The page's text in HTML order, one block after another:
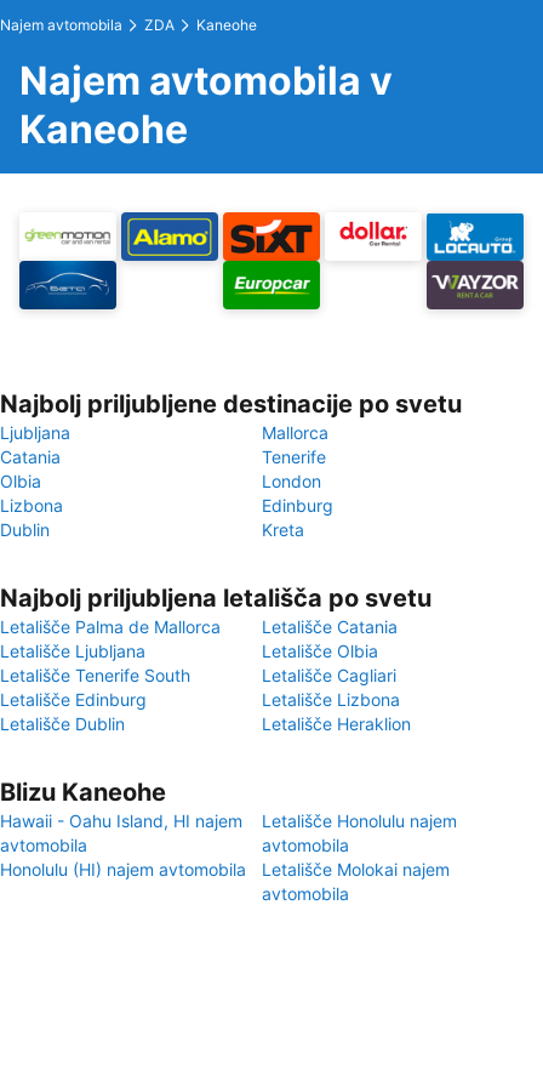
Najem avtomobila ZDA Kaneohe
Najem avtomobila v
Kaneohe
Najbolj priljubljene destinacije po svetu
Ljubljana
Mallorca
Catania
Tenerife
Olbia
London
Lizbona
Edinburg
Dublin
Kreta
Najbolj priljubljena letališča po svetu
Letališče Palma de Mallorca
Letališče Catania
Letališče Ljubljana
Letališče Olbia
Letališče Tenerife South
Letališče Cagliari
Letališče Edinburg
Letališče Lizbona
Letališče Dublin
Letališče Heraklion
Blizu Kaneohe
Hawaii - Oahu Island, HI najem
avtomobila
Letališče Honolulu najem
avtomobila
Honolulu (HI) najem avtomobila
Letališče Molokai najem
avtomobila